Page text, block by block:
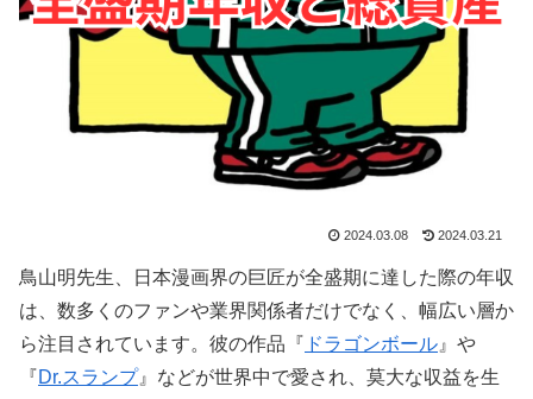
2024.03.08 2024.03.21
鳥山明先生、日本漫画界の巨匠が全盛期に達した際の年収
は、数多くのファンや業界関係者だけでなく、幅広い層か
ら注目されています。彼の作品『 ドラゴンボール 』や
『Dr.スランプ』などが世界中で愛され、莫大な収益を生